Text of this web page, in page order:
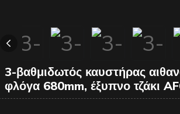
3-βαθμιδωτός καυστήρας
φλόγα 680mm, έξυπνο τζάκι